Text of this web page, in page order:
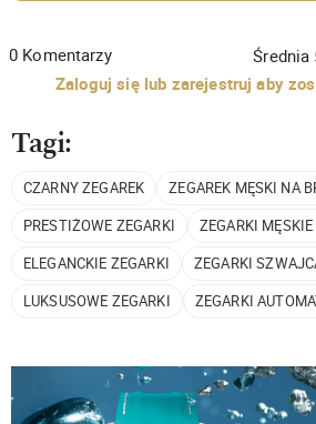
0 Komentarzy Średnia
Zaloguj się lub zarejestruj aby
Tagi:
CZARNY ZEGAREK
ZEGAREK MĘSKI NA
PRESTIŻOWE ZEGARKI
ZEGARKI
ELEGANCKIE ZEGARKI
ZEGARKI
LUKSUSOWE ZEGARKI
ZEGARKI